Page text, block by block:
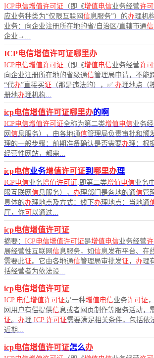
ICP电信增值许可证 （即《增值电信业务经营许
应业务种类为“仅限互联网 信息服务”）的办理机
业务：向企业注册所在地的省/自治区/直辖市通信
企业→...
ICP电信增值许可证哪里办
ICP电信增值许可证 （即《增值电信业务经营许
向企业注册所在地的省级通信管理局申请，不能
“代办”直接买证 （那是违法的），✅ 办理地点（
册地办理机构...
icp电信增值许可证哪里办的啊
ICP电信增值许可证全称为第二类增值电信业务
网 信息服务），由各地通信管理局负责审批和颁
理的一般步骤：前期准备确认是否需要办理：根
经营性网站，都需...
icp电信业务增值许可证到哪里办理
ICP电信业务增值许可证,即第二类增值电信业务
限互联网 信息服务）， 办理部门是各地的通信管
具体的办理地点及方式：线下办理地点：当地通
厅，你可 以通过...
icp电信增值许可证
摘要： ICP电信增值许可证是增值电信业务经营
展经营性互联网 信息服务，如信息发布平台、在
需要此证。它由各地通信管理局审批发证 ， 办理
括经营者为依法设...
icp电信增值许可证
ICP 电信增值许可证是一种增值电信业务许可证
网用户有偿提供信息或者网页制作等服务活动，
证。 办理 ICP 许可证需要满足相关条件，包括依
近期...
icp电信增值许可证怎么办